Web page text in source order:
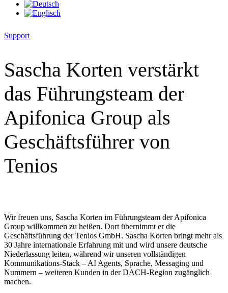
Support
Sascha Korten verstärkt
das Führungsteam der
Apifonica Group als
Geschäftsführer von
Tenios
Wir freuen uns, Sascha Korten im Führungsteam der Apifonica
Group willkommen zu heißen. Dort übernimmt er die
Geschäftsführung der Tenios GmbH. Sascha Korten bringt mehr als
30 Jahre internationale Erfahrung mit und wird unsere deutsche
Niederlassung leiten, während wir unseren vollständigen
Kommunikations-Stack – AI Agents, Sprache, Messaging und
Nummern – weiteren Kunden in der DACH-Region zugänglich
machen.
Tenios Support
Online